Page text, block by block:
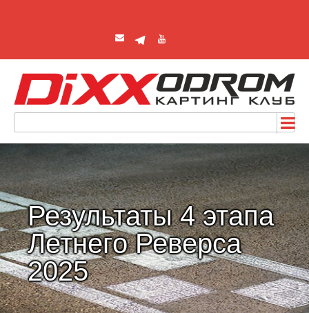
Результаты 4 этапа
Летнего Реверса
2025